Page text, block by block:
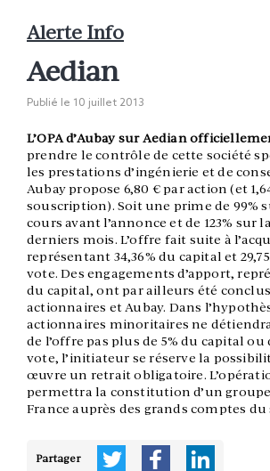
Alerte Info
Aedian
Publié le 10 juillet 2013
L’OPA d’Aubay sur Aedian
prendre le contrôle de cette société
les prestations d’ingénierie et de
Aubay propose 6,80 € par action (et
souscription). Soit une prime de 99%
cours avant l’annonce et de 123% sur
derniers mois. L’offre fait suite à
représentant 34,36% du capital et
vote. Des engagements d’apport,
du capital, ont par ailleurs été
actionnaires et Aubay. Dans
actionnaires minoritaires ne
de l’offre pas plus de 5% du capital ou
vote, l’initiateur se réserve la
œuvre un retrait obligatoire.
permettra la constitution d’un
France auprès des grands comptes
Partager